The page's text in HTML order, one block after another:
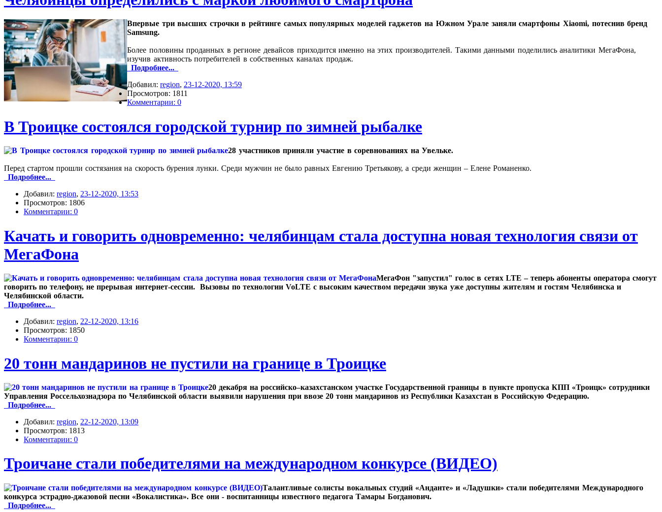
Впервые три высших строчки в рейтинге самых популярных моделей гаджетов на Южном Урале заняли смартфоны Xiaomi, потеснив бренд
Samsung.
Более половины проданных в регионе девайсов приходится именно на этих производителей. Такими данными поделились аналитики МегаФона,
изучив активность потребителей в собственных каналах продаж.
Подробнее...
Добавил: region, 23-12-2020, 13:59
Просмотров: 1811
Комментарии: 0
В Троицке состоялся городской турнир по зимней рыбалке
28 участников приняли участие в соревнованиях на Увельке.
Перед стартом прошли состязания на скорость бурения лунки. Среди мужчин не было равных Евгению Третьякову, а среди женщин – Елене Романенко.
Подробнее...
Добавил: region, 23-12-2020, 13:53
Просмотров: 1806
Комментарии: 0
Качать и говорить одновременно: челябинцам стала доступна новая технология связи от
МегаФона
МегаФон "запустил" голос в сетях LTE – теперь абоненты оператора смогут
говорить по телефону, не прерывая интернет-сессии. Вызовы по технологии VoLTE с высоким качеством передачи звука уже доступны жителям и гостям Челябинска и
Челябинской области.
Подробнее...
Добавил: region, 22-12-2020, 13:16
Просмотров: 1850
Комментарии: 0
20 тонн мандаринов не пустили на границе в Троицке
20 декабря на российско–казахстанском участке Государственной границы в пункте пропуска КПП «Троицк» сотрудники
Управления Россельхознадзора по Челябинской области выявили нарушения при ввозе 20 тонн мандаринов из Республики Казахстан в Российскую Федерацию.
Подробнее...
Добавил: region, 22-12-2020, 13:09
Просмотров: 1813
Комментарии: 0
Троичане стали победителями на международном конкурсе (ВИДЕО)
Талантливые солисты вокальных студий «Анданте» и «Ладушки» стали победителями Международного
конкурса эстрадно-джазовой песни «Вокалистика». Все они - воспитанницы известного педагога Тамары Богданович.
Подробнее...